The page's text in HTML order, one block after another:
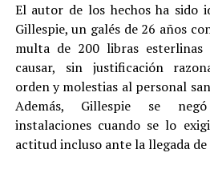
El autor de los hechos ha sido
Gillespie, un galés de 26 años
multa de 200 libras
causar, sin justificación
orden y molestias al personal
Además, Gillespie se
instalaciones cuando se lo
actitud incluso ante la llegada de